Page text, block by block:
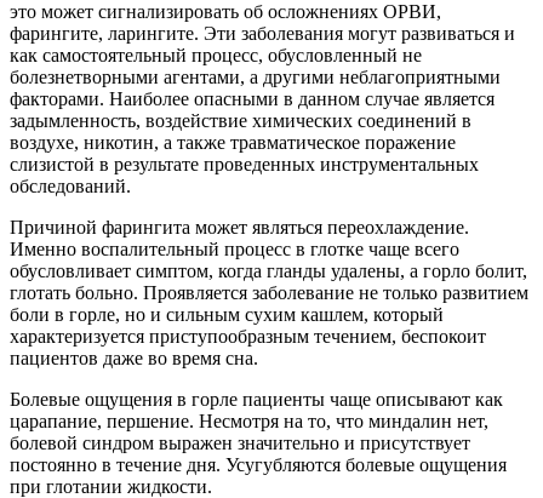
это может сигнализировать об осложнениях ОРВИ,
фарингите, ларингите. Эти заболевания могут развиваться и
как самостоятельный процесс, обусловленный не
болезнетворными агентами, а другими неблагоприятными
факторами. Наиболее опасными в данном случае является
задымленность, воздействие химических соединений в
воздухе, никотин, а также травматическое поражение
слизистой в результате проведенных инструментальных
обследований.
Причиной фарингита может являться переохлаждение.
Именно воспалительный процесс в глотке чаще всего
обусловливает симптом, когда гланды удалены, а горло болит,
глотать больно. Проявляется заболевание не только развитием
боли в горле, но и сильным сухим кашлем, который
характеризуется приступообразным течением, беспокоит
пациентов даже во время сна.
Болевые ощущения в горле пациенты чаще описывают как
царапание, першение. Несмотря на то, что миндалин нет,
болевой синдром выражен значительно и присутствует
постоянно в течение дня. Усугубляются болевые ощущения
при глотании жидкости.